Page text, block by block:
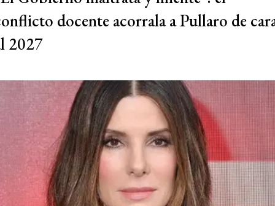
docente acorrala a Pullaro de
2027